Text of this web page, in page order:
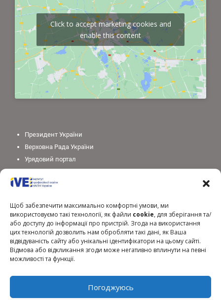
Щоб забезпечити максимально комфортні умови, ми
використовуємо такі технології, як файли cookie, для зберігання та/
або доступу до інформації про пристрій. Згода на використання
цих технологій дозволить нам обробляти такі дані, як Ваша
відвідуваність сайту або унікальні ідентифікатори на цьому сайті.
Відмова або відкликання згоди може негативно вплинути на певні
можливості та функції.
Погоджуюсь
Click to accept marketing cookies and
enable this content
Президент України
Верховна Рада України
Урядовий портал
Міністерство освіти і науки України